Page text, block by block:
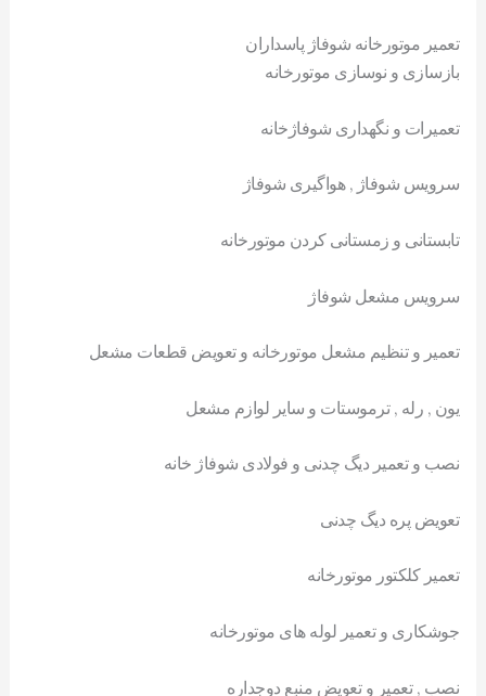
تعمیر موتورخانه شوفاژ پاسداران
بازسازی و نوسازی موتورخانه
تعمیرات و نگهداری شوفاژخانه
سرویس شوفاژ , هواگیری شوفاژ
تابستانی و زمستانی کردن موتورخانه
سرویس مشعل شوفاژ
تعمیر و تنظیم مشعل موتورخانه و تعویض قطعات مشعل
یون , رله , ترموستات و سایر لوازم مشعل
نصب و تعمیر دیگ چدنی و فولادی شوفاژ خانه
تعویض پره دیگ چدنی
تعمیر کلکتور موتورخانه
جوشکاری و تعمیر لوله های موتورخانه
نصب , تعمیر و تعویض منبع دوجداره